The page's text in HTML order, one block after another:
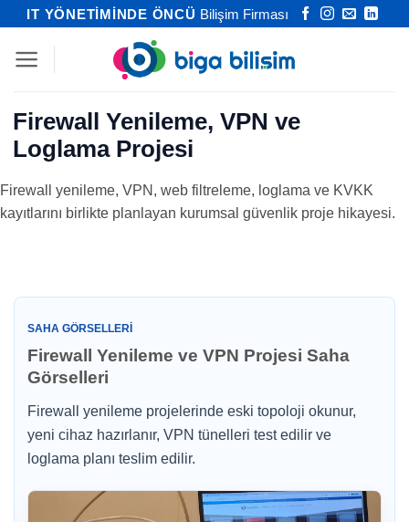
İçeriğeIT YÖNETİMİNDE ÖNCÜ Bilişim Firması
Firewall Yenileme, VPN ve
Loglama Projesi
Firewall yenileme, VPN, web filtreleme, loglama ve KVKK
kayıtlarını birlikte planlayan kurumsal güvenlik proje hikayesi.
SAHA GÖRSELLERI
Firewall Yenileme ve VPN Projesi Saha
Görselleri
Firewall yenileme projelerinde eski topoloji okunur,
yeni cihaz hazırlanır, VPN tünelleri test edilir ve
loglama planı teslim edilir.